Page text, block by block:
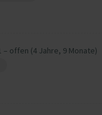
– offen (4 Jahre, 9 Monate)